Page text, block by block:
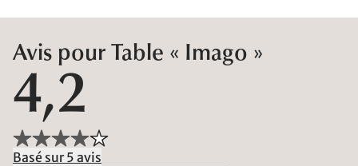
Avis pour Table « Imago »
4,2
Basé sur 5 avis